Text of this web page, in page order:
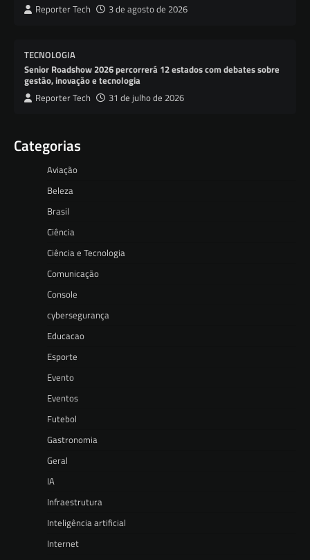
Reporter Tech 3 de agosto de 2026
TECNOLOGIA
Senior Roadshow 2026 percorrerá 12 estados com debates sobre
gestão, inovação e tecnologia
Reporter Tech 31 de julho de 2026
Categorias
Aviação
Beleza
Brasil
Ciência
Ciência e Tecnologia
Comunicação
Console
cybersegurança
Educacao
Esporte
Evento
Eventos
Futebol
Gastronomia
Geral
IA
Infraestrutura
Inteligência artificial
Internet